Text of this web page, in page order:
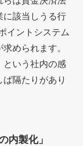
に該当しうる行
イントシステム
求められます。
という社内の感
隔たりがあり
内製化」